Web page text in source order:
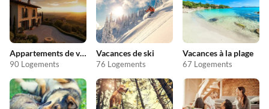
Appartements de vacances pas chers
90 Logements
Vacances de ski
76 Logements
Vacances à la plage
67 Logements